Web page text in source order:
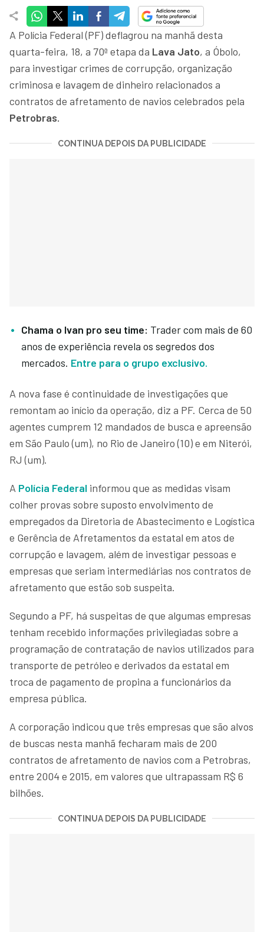
A Polícia Federal (PF) deflagrou na manhã desta
quarta-feira, 18, a 70ª etapa da Lava Jato, a Óbolo,
para investigar crimes de corrupção, organização
criminosa e lavagem de dinheiro relacionados a
contratos de afretamento de navios celebrados pela
Petrobras.
CONTINUA DEPOIS DA PUBLICIDADE
Chama o Ivan pro seu time: Trader com mais de 60
anos de experiência revela os segredos dos
mercados. Entre para o grupo exclusivo.
A nova fase é continuidade de investigações que
remontam ao início da operação, diz a PF. Cerca de 50
agentes cumprem 12 mandados de busca e apreensão
em São Paulo (um), no Rio de Janeiro (10) e em Niterói,
RJ (um).
A Polícia Federal informou que as medidas visam
colher provas sobre suposto envolvimento de
empregados da Diretoria de Abastecimento e Logística
e Gerência de Afretamentos da estatal em atos de
corrupção e lavagem, além de investigar pessoas e
empresas que seriam intermediárias nos contratos de
afretamento que estão sob suspeita.
Segundo a PF, há suspeitas de que algumas empresas
tenham recebido informações privilegiadas sobre a
programação de contratação de navios utilizados para
transporte de petróleo e derivados da estatal em
troca de pagamento de propina a funcionários da
empresa pública.
A corporação indicou que três empresas que são alvos
de buscas nesta manhã fecharam mais de 200
contratos de afretamento de navios com a Petrobras,
entre 2004 e 2015, em valores que ultrapassam R$ 6
bilhões.
CONTINUA DEPOIS DA PUBLICIDADE